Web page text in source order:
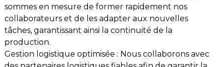
sommes en mesure de former rapidement nos
collaborateurs et de les adapter aux nouvelles
tâches, garantissant ainsi la continuité de la
production.
Gestion logistique optimisée : Nous collaborons avec